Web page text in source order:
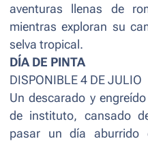
aventuras llenas de
mientras exploran su
selva tropical.
DÍA DE PINTA
DISPONIBLE 4 DE JULIO
Un descarado y
de instituto, cansado
pasar un día aburrido